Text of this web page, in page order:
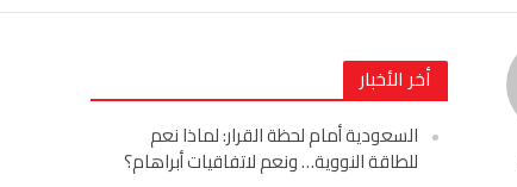
أخر الأخبار
السعودية أمام لحظة القرار: لماذا نعم
للطاقة النووية… ونعم لاتفاقيات أبراهام؟